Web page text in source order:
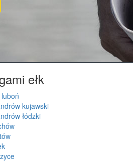
ełk
kujawski
łódzki